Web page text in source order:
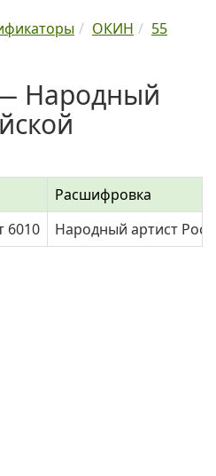
ОКИН
55
Народный
Расшифровка
6010 Народный артист